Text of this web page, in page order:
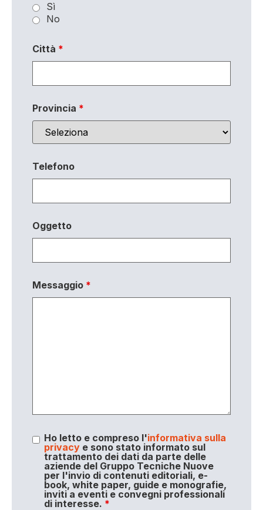
Sì
No
Città *
Provincia *
Telefono
Oggetto
Messaggio *
Ho letto e compreso l'informativa sulla
privacye sono stato informato sul
trattamento dei dati da parte delle
aziende del Gruppo Tecniche Nuove
per l'invio di contenuti editoriali, e-
book, white paper, guide e monografie,
inviti a eventi e convegni professionali
di interesse. *